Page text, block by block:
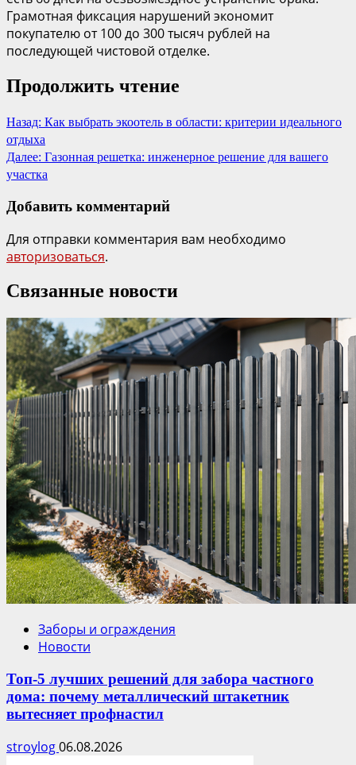
Грамотная фиксация нарушений экономит
покупателю от 100 до 300 тысяч рублей на
последующей чистовой отделке.
Продолжить чтение
Назад: Как выбрать экоотель в области: критерии идеального
отдыха
Далее: Газонная решетка: инженерное решение для вашего
участка
Добавить комментарий
Для отправки комментария вам необходимо
авторизоваться.
Связанные новости
Заборы и ограждения
Новости
Топ-5 лучших решений для забора частного
дома: почему металлический штакетник
вытесняет профнастил
stroylog06.08.2026